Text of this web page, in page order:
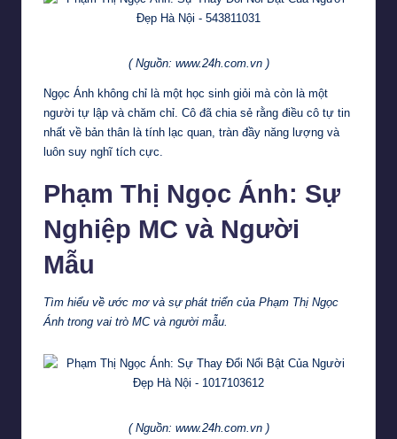
( Nguồn: www.24h.com.vn )
Ngọc Ánh không chỉ là một học sinh giỏi mà còn là một
người tự lập và chăm chỉ. Cô đã chia sẻ rằng điều cô tự tin
nhất về bản thân là tính lạc quan, tràn đầy năng lượng và
luôn suy nghĩ tích cực.
Phạm Thị Ngọc Ánh: Sự
Nghiệp MC và Người
Mẫu
Tìm hiểu về ước mơ và sự phát triển của Phạm Thị Ngọc
Ánh trong vai trò MC và người mẫu.
( Nguồn: www.24h.com.vn )